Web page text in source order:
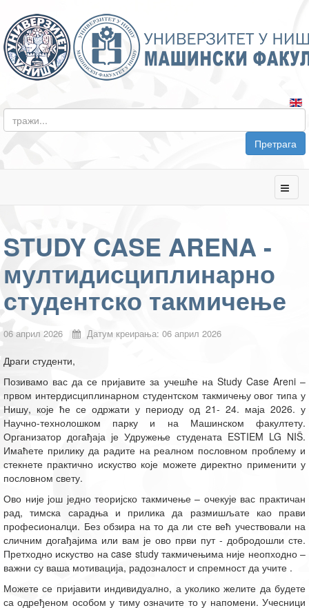
Претрага
STUDY CASE ARENA -
мултидисциплинарно
студентско такмичење
06 април 2026 Датум креирања: 06 април 2026
Драги студенти,
Позивамо вас да се пријавите за учешће на Study Case Areni –
првом интердисциплинарном студентском такмичењу овог типа у
Нишу, које ће се одржати у периоду од 21- 24. маја 2026. у
Научно-технолошком парку и на Машинском факултету.
Организатор догађаја је Удружење студената ESTIEM LG NIŠ.
Имаћете прилику да радите на реалном пословном проблему и
стекнете практично искуство које можете директно применити у
пословном свету.
Ово није још једно теоријско такмичење – очекује вас практичан
рад, тимска сарадња и прилика да размишљате као прави
професионалци. Без обзира на то да ли сте већ учествовали на
сличним догађајима или вам је ово први пут - добродошли сте.
Претходно искуство на case study такмичењима није неопходно –
важни су ваша мотивација, радозналост и спремност да учите .
Можете се пријавити индивидуално, а уколико желите да будете
са одређеном особом у тиму означите то у напомени. Учесници